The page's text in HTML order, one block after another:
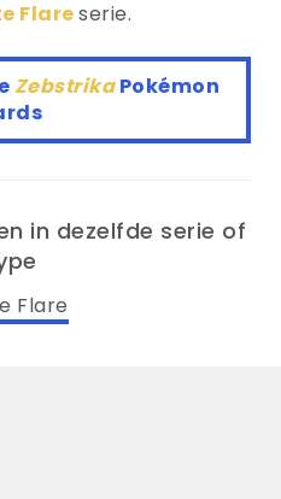
Flareserie.
ZebstrikaPokémon
in dezelfde serie of
Flare